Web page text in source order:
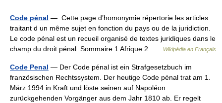
Code pénal — Cette page d’homonymie répertorie les articles
traitant d un même sujet en fonction du pays ou de la juridiction.
Le code pénal est un recueil organisé de textes juridiques dans le
champ du droit pénal. Sommaire 1 Afrique 2 …
Wikipédia en Français
Code Penal — Der Code pénal ist ein Strafgesetzbuch im
französischen Rechtssystem. Der heutige Code pénal trat am 1.
März 1994 in Kraft und löste seinen auf Napoléon
zurückgehenden Vorgänger aus dem Jahr 1810 ab. Er regelt